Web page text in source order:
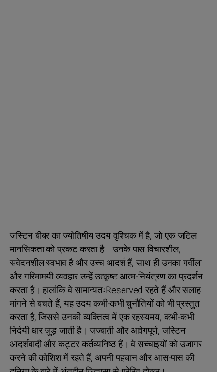
जस्टिन बीबर का ज्योतिषीय उदय वृश्चिक में है, जो एक जटिल
मानसिकता को प्रकट करता है। उनके पास विचारशील,
संवेदनशील स्वभाव है और उच्च आदर्श हैं, साथ ही उनका गर्वीला
और गरिमामयी व्यवहार उन्हें उत्कृष्ट आत्म-नियंत्रण का प्रदर्शन
करता है। हालांकि वे सामान्यतःReserved रहते हैं और सलाह
मांगने से बचते हैं, यह उदय कभी-कभी चुनौतियों को भी प्रस्तुत
करता है, जिससे उनकी व्यक्तित्व में एक रहस्यमय, कभी-कभी
निर्दयी धार जुड़ जाती है। जज्बाती और आवेगपूर्ण, जस्टिन
आदर्शवादी और कट्टर कर्तव्यनिष्ठ हैं। वे सच्चाइयों को उजागर
करने की कोशिश में रहते हैं, अपनी पहचान और आस-पास की